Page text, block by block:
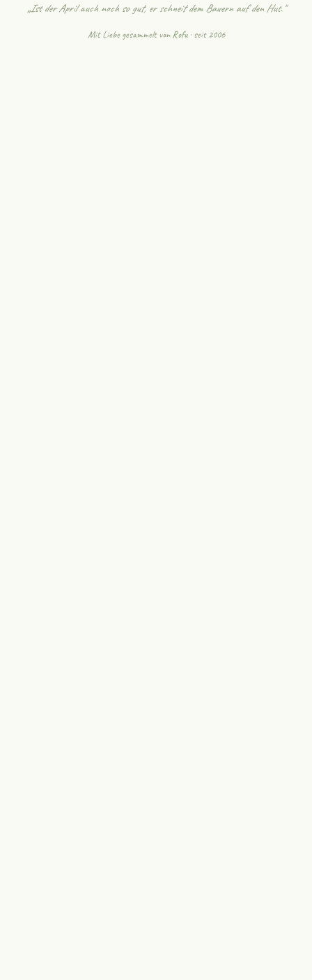
„Ist der April auch noch so gut, er schneit dem Bauern auf den Hut."
Mit Liebe gesammelt vonRofu· seit 2006